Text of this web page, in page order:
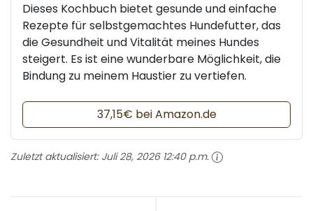
Dieses Kochbuch bietet gesunde und einfache
Rezepte für selbstgemachtes Hundefutter, das
die Gesundheit und Vitalität meines Hundes
steigert. Es ist eine wunderbare Möglichkeit, die
Bindung zu meinem Haustier zu vertiefen.
37,15€ bei Amazon.de
Zuletzt aktualisiert: Juli 28, 2026 12:40 p.m.